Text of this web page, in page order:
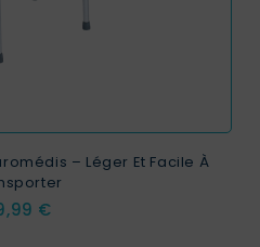
– Léger Et Facile À
€